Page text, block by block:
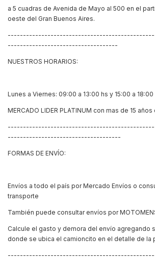
a 5 cuadras de Avenida de Mayo al 500 en el
oeste del Gran Buenos Aires.
------------------------------------
NUESTROS HORARIOS:
Lunes a Viernes: 09:00 a 13:00 hs y 15:00 a 18:00
MERCADO LIDER PLATINUM con mas de 15 años
-------------------------------------
FORMAS DE ENVÍO:
Envíos a todo el país por Mercado Envíos o
transporte
También puede consultar envíos por
Calcule el gasto y demora del envío agregando
donde se ubica el camioncito en el detalle de la